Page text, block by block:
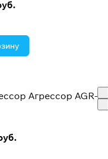
Агрессор AGR-75